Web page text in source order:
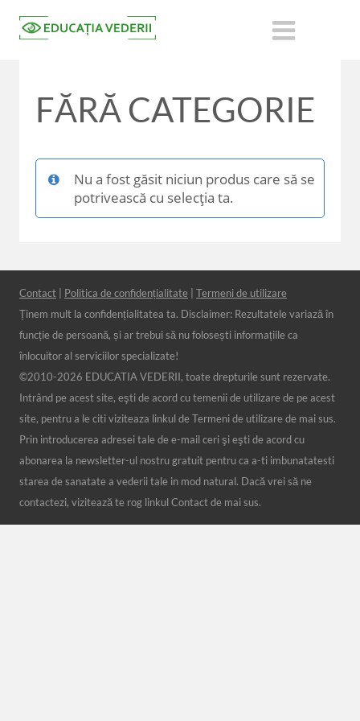
FĂRĂ CATEGORIE
Nu a fost găsit niciun produs care să se
potrivească cu selecția ta.
Contact Politica de confidențialitate
Termeni de utilizare
Ținem mult la confidențialitatea ta. Disclaimer: Rezultatele variază în
funcție de persoană, și ar trebui să nu folosești informațiile ca
înlocuitor al serviciilor specializate!
©2010-2026 EDUCATIA VEDERII, toate drepturile sunt rezervate.
Intrând pe acest site, eşti de acord cu temenii de utilizare de pe acest
site, pentru a le citi viziteaza linkul de Termeni de utilizare de mai sus.
Prin introducerea adresei tale de e-mail ceri şi eşti de acord cu
abonarea la newsletter-ul nostru gratuit pentru ca a-ti imbunatatesti
starea de sanatate a vederii tale in mod natural. Dacă vrei să ne
contactezi, vizitează te rog linkul Contact de mai sus.